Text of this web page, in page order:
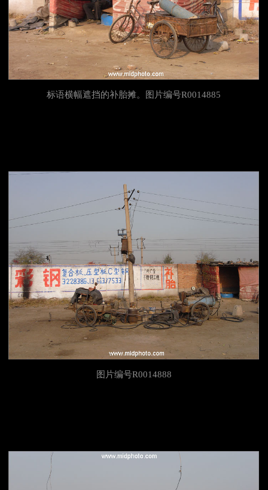
标语横幅遮挡的补胎摊。 图片编号R0014885
图片编号R0014888